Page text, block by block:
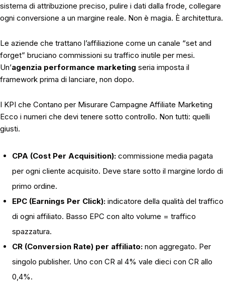
sistema di attribuzione preciso, pulire i dati dalla frode, collegare
ogni conversione a un margine reale. Non è magia. È architettura.
Le aziende che trattano l’affiliazione come un canale “set and
forget” bruciano commissioni su traffico inutile per mesi.
Un’agenzia performance marketing seria imposta il
framework prima di lanciare, non dopo.
I KPI che Contano per Misurare Campagne Affiliate Marketing
Ecco i numeri che devi tenere sotto controllo. Non tutti: quelli
giusti.
CPA (Cost Per Acquisition): commissione media pagata
per ogni cliente acquisito. Deve stare sotto il margine lordo di
primo ordine.
EPC (Earnings Per Click): indicatore della qualità del traffico
di ogni affiliato. Basso EPC con alto volume = traffico
spazzatura.
CR (Conversion Rate) per affiliato: non aggregato. Per
singolo publisher. Uno con CR al 4% vale dieci con CR allo
0,4%.